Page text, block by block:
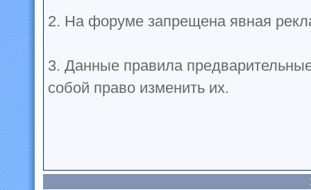
2. На форуме запрещена явная
3. Данные правила
собой право изменить их.